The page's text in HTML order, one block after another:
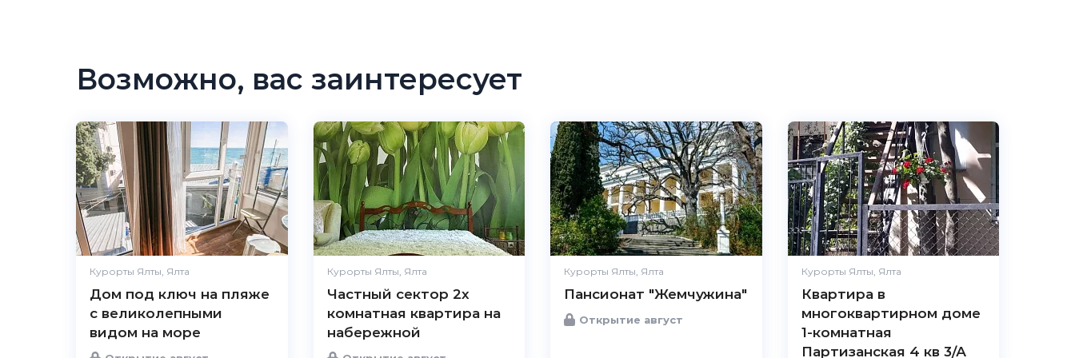
Возможно, вас заинтересует
Курорты Ялты, Ялта
Дом под ключ на пляже
с великолепными
видом на море
Курорты Ялты, Ялта
Частный сектор 2х
комнатная квартира на
набережной
Курорты Ялты, Ялта
Пансионат "Жемчужина"
Открытие август
Курорты Ялты, Ялта
Квартира в
многоквартирном доме
1-комнатная
Партизанская 4 кв 3/А